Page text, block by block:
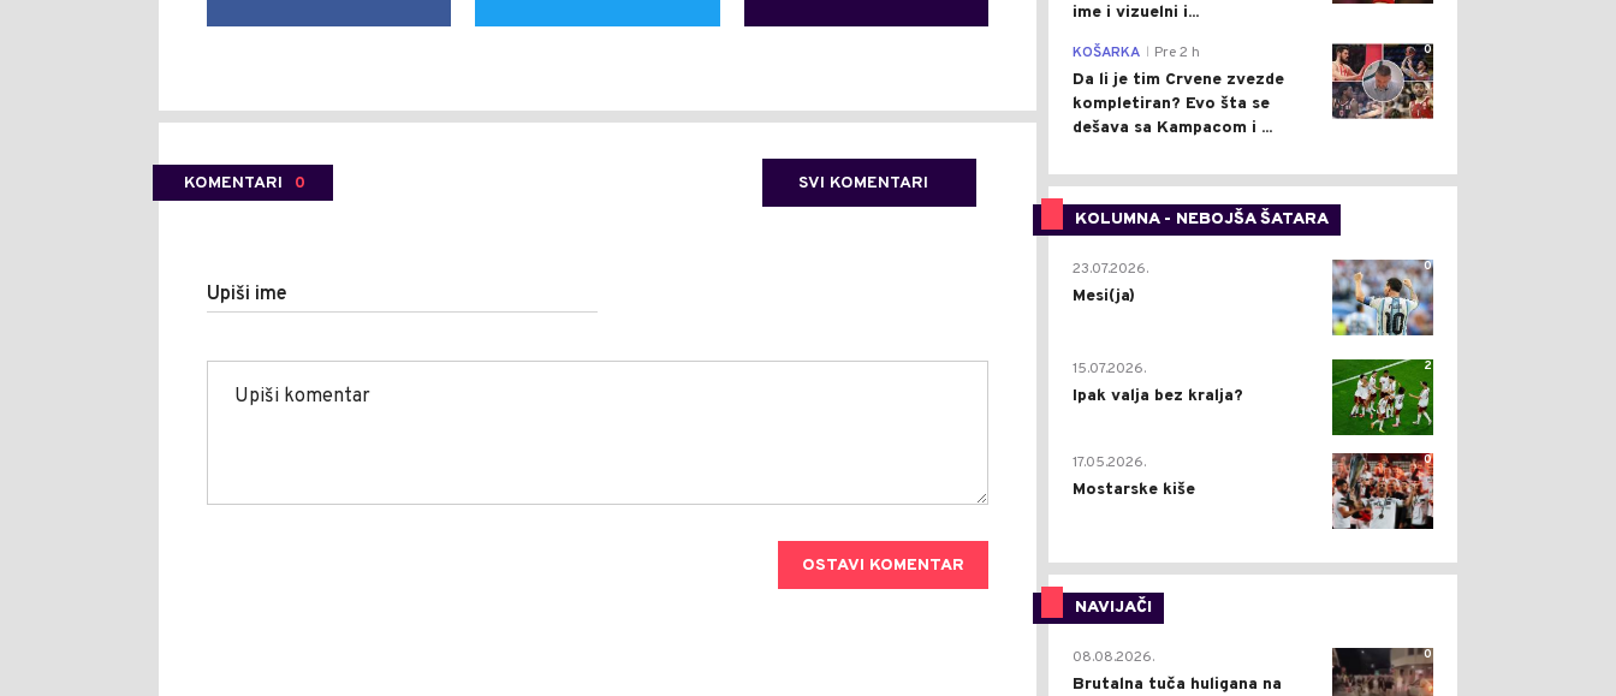
KOMENTARI 0 SVI KOMENTARI
Upiši ime
OSTAVI KOMENTAR
ime i vizuelni i...
0
KOŠARKA Pre 2 h
Da li je tim Crvene zvezde
kompletiran? Evo šta se
dešava sa Kampacom i ...
KOLUMNA - NEBOJŠA ŠATARA
0
23.07.2026.
Mesi(ja)
2
15.07.2026.
Ipak valja bez kralja?
0
17.05.2026.
Mostarske kiše
NAVIJAČI
0
08.08.2026.
Brutalna tuča huligana na